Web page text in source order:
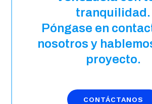
tranquilidad.
Póngase en
nosotros y
proyecto.
CONTÁCTANOS